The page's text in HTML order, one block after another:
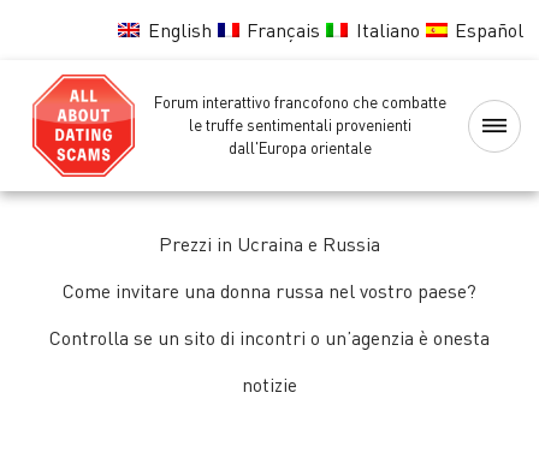
English Français Italiano Español
Forum interattivo francofono che combatte
le truffe sentimentali provenienti
dall'Europa orientale
Home
Lista
ragazze
Prezzi in Ucraina e Russia
Come invitare una donna russa nel vostro paese?
Controlla se un sito di incontri o un’agenzia è onesta
notizie